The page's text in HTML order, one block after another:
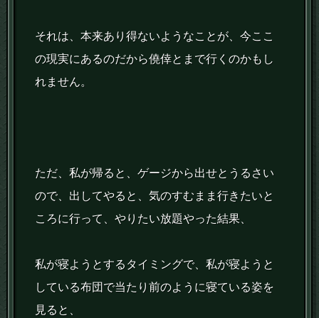
それは、本来あり得ないようなことが、今ここ
の現実にあるのだから僥倖とまで行くのかもし
れません。
ただ、私が帰ると、ゲージから出せとうるさい
ので、出してやると、気のすむまま行きたいと
ころに行って、やりたい放題やった結果、
私が寝ようとするタイミングで、私が寝ようと
している布団で当たり前のように寝ている姿を
見ると、